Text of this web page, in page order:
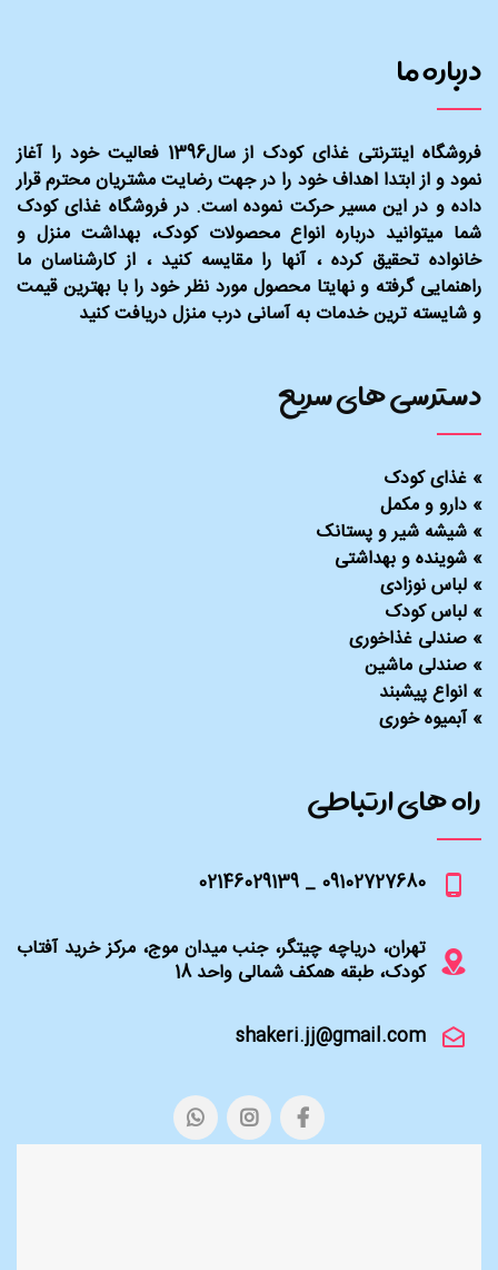
راه های ارتباطی
09102727680 _ 02146029139
تهران، دریاچه چیتگر، جنب میدان موج، مرکز خرید آفتاب
کودک، طبقه همکف شمالی واحد 18
shakeri.jj@gmail.com
دسترسی های سریع
» غذای کودک
» دارو و مکمل
» شیشه شیر و پستانک
» شوینده و بهداشتی
» لباس نوزادی
» لباس کودک
» صندلی غذاخوری
» صندلی ماشین
» انواع پیشبند
»آبمیوه خوری
درباره ما
فروشگاه اینترنتی غذای کودک از سال1396 فعالیت خود را آغاز
نمود و از ابتدا اهداف خود را در جهت رضایت مشتریان محترم قرار
داده و در این مسیر حرکت نموده است. در فروشگاه غذای کودک
شما میتوانید درباره انواع محصولات کودک، بهداشت منزل و
خانواده تحقیق کرده ، آنها را مقایسه کنید ، از کارشناسان ما
راهنمایی گرفته و نهایتا محصول مورد نظر خود را با بهترین قیمت
و شایسته ترین خدمات به آسانی درب منزل دریافت کنید